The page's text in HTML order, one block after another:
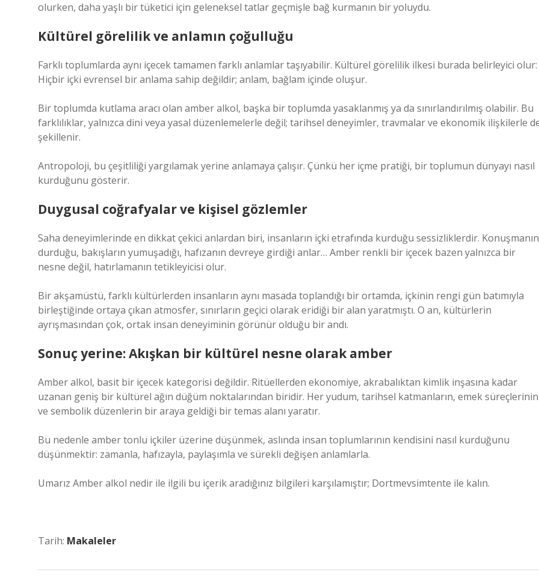
olurken, daha yaşlı bir tüketici için geleneksel tatlar geçmişle bağ kurmanın bir yoluydu.
Kültürel görelilik ve anlamın çoğulluğu
Farklı toplumlarda aynı içecek tamamen farklı anlamlar taşıyabilir. Kültürel görelilik ilkesi burada belirleyici olur:
Hiçbir içki evrensel bir anlama sahip değildir; anlam, bağlam içinde oluşur.
Bir toplumda kutlama aracı olan amber alkol, başka bir toplumda yasaklanmış ya da sınırlandırılmış olabilir. Bu
farklılıklar, yalnızca dini veya yasal düzenlemelerle değil; tarihsel deneyimler, travmalar ve ekonomik ilişkilerle
şekillenir.
Antropoloji, bu çeşitliliği yargılamak yerine anlamaya çalışır. Çünkü her içme pratiği, bir toplumun dünyayı nasıl
kurduğunu gösterir.
Duygusal coğrafyalar ve kişisel gözlemler
Saha deneyimlerinde en dikkat çekici anlardan biri, insanların içki etrafında kurduğu sessizliklerdir. Konuşmanın
durduğu, bakışların yumuşadığı, hafızanın devreye girdiği anlar… Amber renkli bir içecek bazen yalnızca bir
nesne değil, hatırlamanın tetikleyicisi olur.
Bir akşamüstü, farklı kültürlerden insanların aynı masada toplandığı bir ortamda, içkinin rengi gün batımıyla
birleştiğinde ortaya çıkan atmosfer, sınırların geçici olarak eridiği bir alan yaratmıştı. O an, kültürlerin
ayrışmasından çok, ortak insan deneyiminin görünür olduğu bir andı.
Sonuç yerine: Akışkan bir kültürel nesne olarak amber
Amber alkol, basit bir içecek kategorisi değildir. Ritüellerden ekonomiye, akrabalıktan kimlik inşasına kadar
uzanan geniş bir kültürel ağın düğüm noktalarından biridir. Her yudum, tarihsel katmanların, emek süreçlerinin
ve sembolik düzenlerin bir araya geldiği bir temas alanı yaratır.
Bu nedenle amber tonlu içkiler üzerine düşünmek, aslında insan toplumlarının kendisini nasıl kurduğunu
düşünmektir: zamanla, hafızayla, paylaşımla ve sürekli değişen anlamlarla.
Umarız Amber alkol nedir ile ilgili bu içerik aradığınız bilgileri karşılamıştır; Dortmevsimtente ile kalın.
Tarih: Makaleler